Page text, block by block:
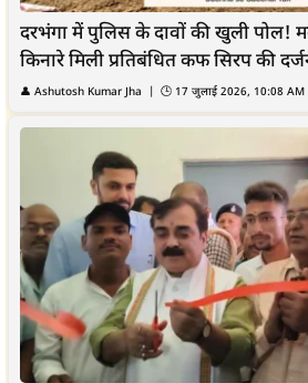
दरभंगा में पुलिस के दावों की खुली पोल!
किनारे मिली प्रतिबंधित कफ सिरप की
👤 Ashutosh Kumar Jha | 🕒 17 जुलाई 2026, 10:08 AM